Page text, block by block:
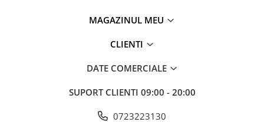
MAGAZINUL MEU
CLIENTI
DATE COMERCIALE
SUPORT CLIENTI 09:00 - 20:00
0723223130